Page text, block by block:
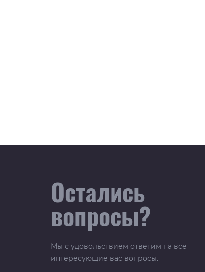
Остались
вопросы?
Мы с удовольствием ответим на все
интересующие вас вопросы.